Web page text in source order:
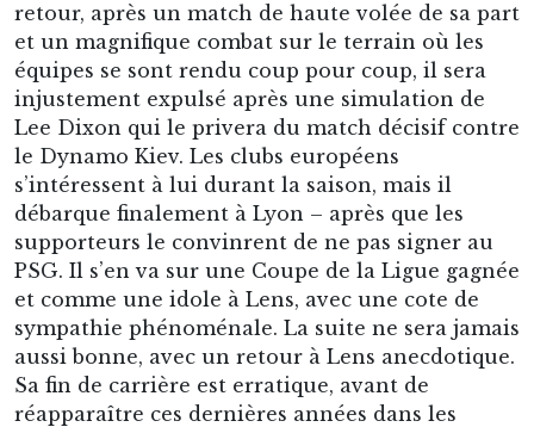
retour, après un match de haute volée de sa part
et un magnifique combat sur le terrain où les
équipes se sont rendu coup pour coup, il sera
injustement expulsé après une simulation de
Lee Dixon qui le privera du match décisif contre
le Dynamo Kiev. Les clubs européens
s’intéressent à lui durant la saison, mais il
débarque finalement à Lyon – après que les
supporteurs le convinrent de ne pas signer au
PSG. Il s’en va sur une Coupe de la Ligue gagnée
et comme une idole à Lens, avec une cote de
sympathie phénoménale. La suite ne sera jamais
aussi bonne, avec un retour à Lens anecdotique.
Sa fin de carrière est erratique, avant de
réapparaître ces dernières années dans les